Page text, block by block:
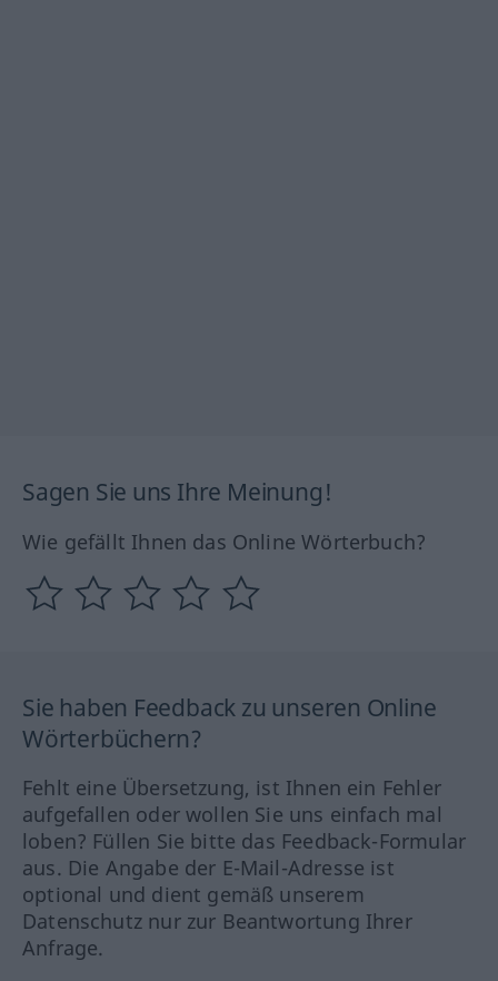
Sagen Sie uns Ihre Meinung!
Wie gefällt Ihnen das Online Wörterbuch?
Sie haben Feedback zu unseren Online
Wörterbüchern?
Fehlt eine Übersetzung, ist Ihnen ein Fehler
aufgefallen oder wollen Sie uns einfach mal
loben? Füllen Sie bitte das Feedback-Formular
aus. Die Angabe der E-Mail-Adresse ist
optional und dient gemäß unserem
Datenschutz nur zur Beantwortung Ihrer
Anfrage.